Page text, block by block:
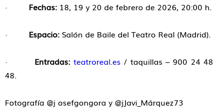
· Fechas: 18, 19 y 20 de febrero de 2026, 20:00 h.
· Espacio: Salón de Baile del Teatro Real (Madrid).
· Entradas: teatroreal.es / taquillas – 900 24 48
48.
Fotografía @j osefgongora y @jJavi_Márquez73